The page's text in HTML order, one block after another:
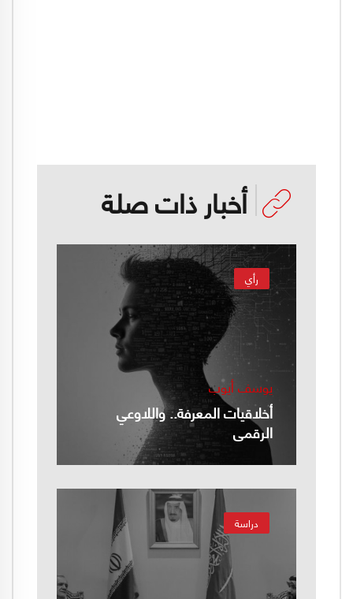
أخبار ذات صلة
رأي
يوسف أيوب
أخلاقيات المعرفة.. واللاوعي
الرقمي
دراسة